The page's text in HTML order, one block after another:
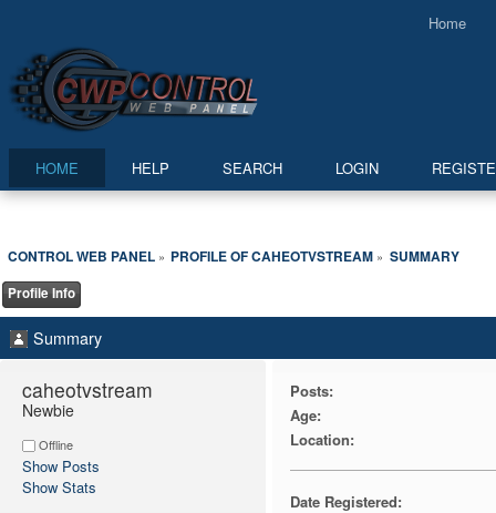
Home
HOME HELP SEARCH LOGIN
CONTROL WEB PANEL» PROFILE OF CAHEOTVSTREAM » SUMMARY
Profile Info
Summary
caheotvstream
Newbie
Offline
Show Posts
Show Stats
Posts:
Age:
Location:
Date Registered: